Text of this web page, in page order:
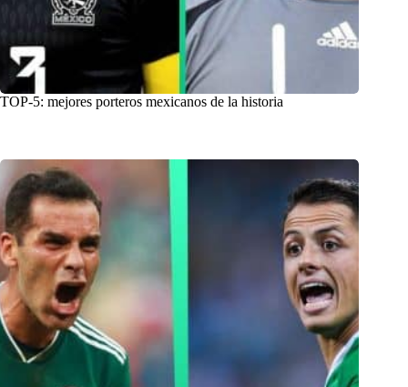
TOP-5: mejores porteros mexicanos de la historia